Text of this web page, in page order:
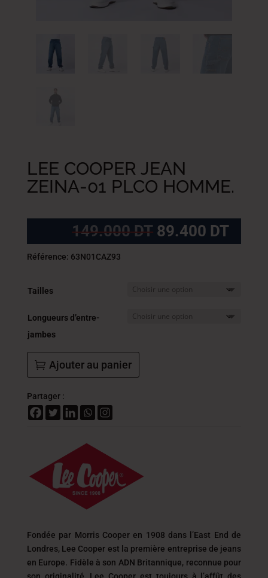
LEE COOPER JEAN
ZEINA-01 PLCO HOMME.
149.000DT Le
prix
149.000
DT.
89.400 DTLe
prix
Référence: 63N01CAZ93
Tailles
Longueurs d’entre-
jambes
Ajouter au panier
Partager :
Fondée par Morris Cooper en 1908 dans l’East End de
Londres, Lee Cooper est la première entreprise de jeans
en Europe. Fidèle à son ADN Britannique, reconnue pour
son originalité, Lee Cooper est toujours à l’affût des